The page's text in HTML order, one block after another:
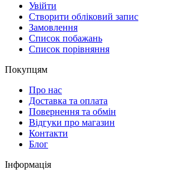
Увійти
Створити обліковий запис
Замовлення
Список побажань
Cписок порівняння
Покупцям
Про нас
Доставка та оплата
Повернення та обмін
Відгуки про магазин
Контакти
Блог
Інформація